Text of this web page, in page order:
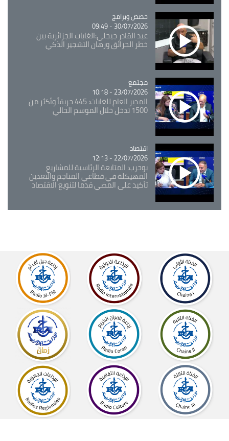
Catégorie
حصص وبرامج
30/07/2026 - 09:49
عبد القادر جيجلي:الغابات الجزائرية بين
خطر الحرائق ورهان التشجير الذكي
Catégorie
مجتمع
23/07/2026 - 10:18
المدير العام للغابات: 445 حريقاً وأكثر من
1500 تدخل خلال الموسم الحالي
Catégorie
اقتصاد
22/07/2026 - 12:13
بوحرب: المتابعة الرئاسية للمشاريع
المهيكلة في قطاعي المناجم والتعدين
تأكيد على المضي قدما لتنويع الاقتصاد